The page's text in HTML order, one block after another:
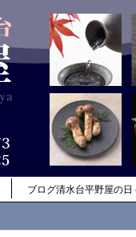
ブログ清水台平野屋の日